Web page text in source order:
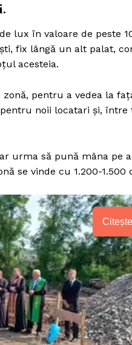
lux în valoare de peste
fix lângă un alt palat,
acesteia.
pentru a vedea la
noii locatari şi,
urma să pună mâna pe
se vinde cu 1.200-